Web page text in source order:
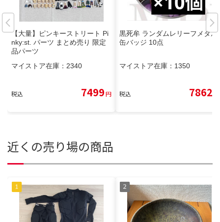
【大量】ピンキーストリート Pi
nky:st. パーツ まとめ売り 限定
品パーツ
マイストア在庫： 2340
税込 7499円
黒死牟 ランダムレリーフメタル
缶バッジ 10点
マイストア在庫： 1350
税込 7862
近くの売り場の商品